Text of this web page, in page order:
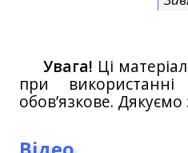
Увага! Ці
при
обов’язкове.